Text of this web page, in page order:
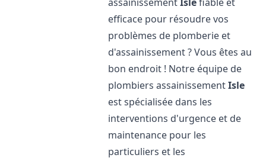
efficace pour résoudre vos
problèmes de plomberie et
d'assainissement ? Vous êtes au
bon endroit ! Notre équipe de
plombiers assainissementIsle
est spécialisée dans les
interventions d'urgence et de
maintenance pour les
particuliers et les